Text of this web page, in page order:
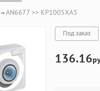
AN6677 >> КР1005ХА3
Под заказ
136.16